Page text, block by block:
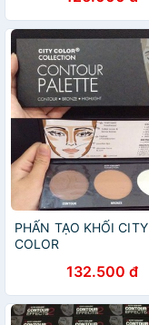
PHẤN TẠO KHỐI CITY
COLOR
132.500 đ